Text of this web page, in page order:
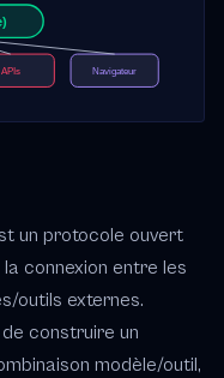
APIs Navigateur
un protocole ouvert
connexion entre les
outils externes.
de construire un
modèle/outil,